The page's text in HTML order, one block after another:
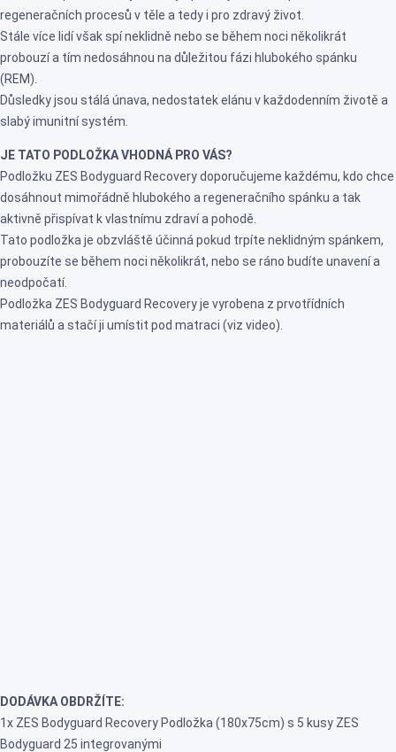
regeneračních procesů v těle a tedy i pro zdravý život.
Stále více lidí však spí neklidně nebo se během noci několikrát
probouzí a tím nedosáhnou na důležitou fázi hlubokého spánku
(REM).
Důsledky jsou stálá únava, nedostatek elánu v každodenním životě a
slabý imunitní systém.
JE TATO PODLOŽKA VHODNÁ PRO VÁS?
Podložku ZES Bodyguard Recovery doporučujeme každému, kdo chce
dosáhnout mimořádně hlubokého a regeneračního spánku a tak
aktivně přispívat k vlastnímu zdraví a pohodě.
Tato podložka je obzvláště účinná pokud trpíte neklidným spánkem,
probouzíte se během noci několikrát, nebo se ráno budíte unavení a
neodpočatí.
Podložka ZES Bodyguard Recovery je vyrobena z prvotřídních
materiálů a stačí ji umístit pod matraci (viz video).
DODÁVKA OBDRŽÍTE:
1x ZES Bodyguard Recovery Podložka (180x75cm) s 5 kusy ZES
Bodyguard 25 integrovanými